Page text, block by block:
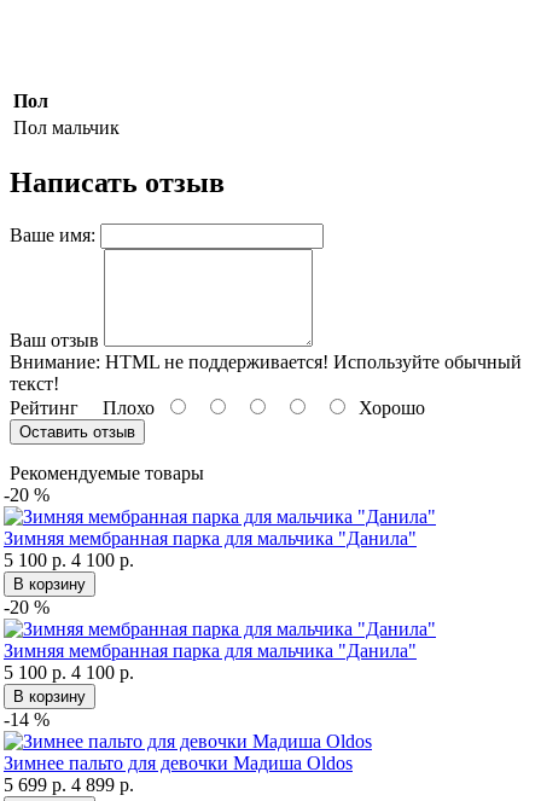
Пол
Пол мальчик
Написать отзыв
Ваше имя:
Ваш отзыв
Внимание: HTML не поддерживается! Используйте обычный
текст!
Рейтинг Плохо Хорошо
Оставить отзыв
Рекомендуемые товары
-20 %
Зимняя мембранная парка для мальчика "Данила"
5 100 р. 4 100 р.
В корзину
-20 %
Зимняя мембранная парка для мальчика "Данила"
5 100 р. 4 100 р.
В корзину
-14 %
Зимнее пальто для девочки Мадиша Oldos
5 699 р. 4 899 р.